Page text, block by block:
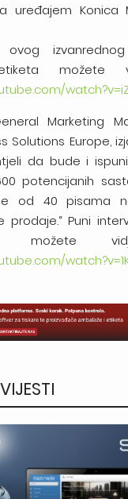
uređajem Konica
ovog
možete
Marketing
Solutions Europe,
da bude i
potencijanih
od 40 pisama
prodaje.“ Puni
možete